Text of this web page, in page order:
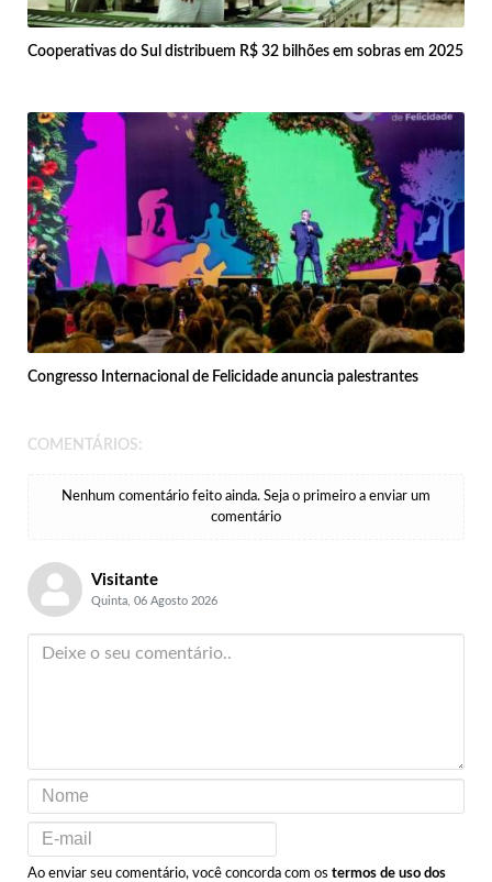
Cooperativas do Sul distribuem R$ 32 bilhões em sobras em 2025
Congresso Internacional de Felicidade anuncia palestrantes
COMENTÁRIOS:
Nenhum comentário feito ainda. Seja o primeiro a enviar um
comentário
Visitante
Quinta, 06 Agosto 2026
Ao enviar seu comentário, você concorda com os termos de uso dos